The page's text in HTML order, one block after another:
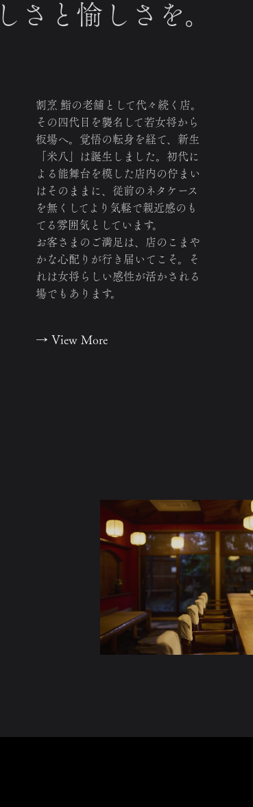
さと愉しさを。
割烹 鮨の老舗として代々続く店。
その四代目を襲名して若女将から
板場へ。覚悟の転身を経て、新生
「米八」は誕生しました。初代に
よる能舞台を模した店内の佇まい
はそのままに、従前のネタケース
を無くしてより気軽で親近感のも
てる雰囲気としています。
お客さまのご満足は、店のこまや
かな心配りが行き届いてこそ。そ
れは女将らしい感性が活かされる
場でもあります。
→ View More